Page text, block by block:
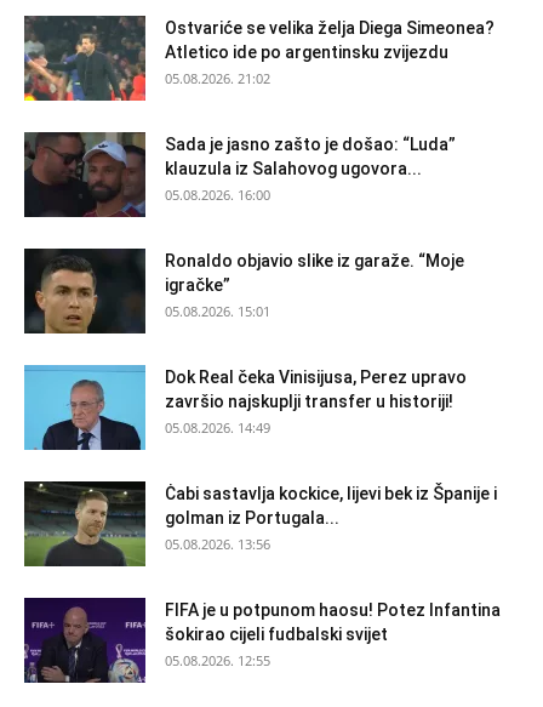
Ostvariće se velika želja Diega Simeonea?
Atletico ide po argentinsku zvijezdu
05.08.2026. 21:02
Sada je jasno zašto je došao: “Luda”
klauzula iz Salahovog ugovora...
05.08.2026. 16:00
Ronaldo objavio slike iz garaže. “Moje
igračke”
05.08.2026. 15:01
Dok Real čeka Vinisijusa, Perez upravo
završio najskuplji transfer u historiji!
05.08.2026. 14:49
Ċabi sastavlja kockice, lijevi bek iz Španije i
golman iz Portugala...
05.08.2026. 13:56
FIFA je u potpunom haosu! Potez Infantina
šokirao cijeli fudbalski svijet
05.08.2026. 12:55